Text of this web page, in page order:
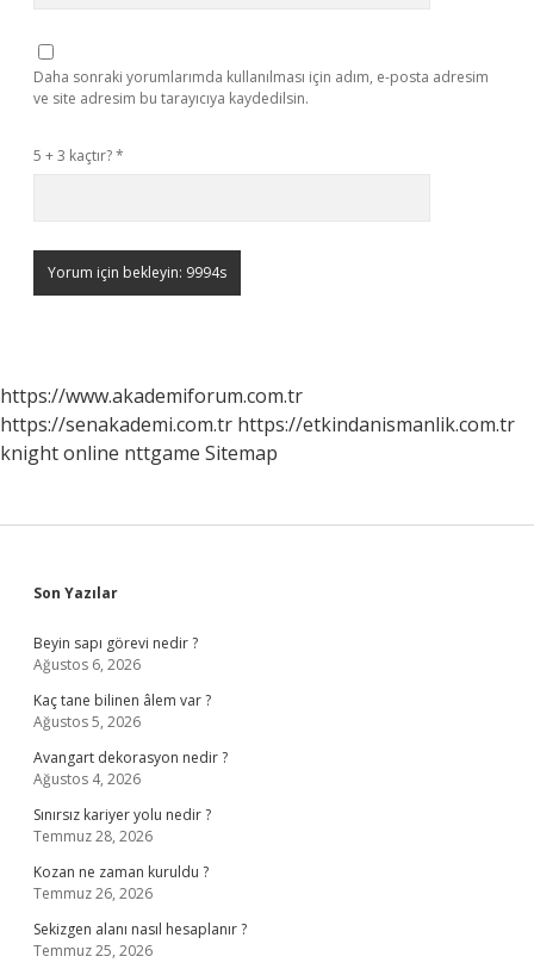
Daha sonraki yorumlarımda kullanılması için adım, e-posta adresim
ve site adresim bu tarayıcıya kaydedilsin.
5 + 3 kaçtır?*
https://www.akademiforum.com.tr
https://senakademi.com.tr https://etkindanismanlik.com.tr
knight online nttgame Sitemap
Sidebar
Son Yazılar
Beyin sapı görevi nedir ?
Ağustos 6, 2026
Kaç tane bilinen âlem var ?
Ağustos 5, 2026
Avangart dekorasyon nedir ?
Ağustos 4, 2026
Sınırsız kariyer yolu nedir ?
Temmuz 28, 2026
Kozan ne zaman kuruldu ?
Temmuz 26, 2026
Sekizgen alanı nasıl hesaplanır ?
Temmuz 25, 2026